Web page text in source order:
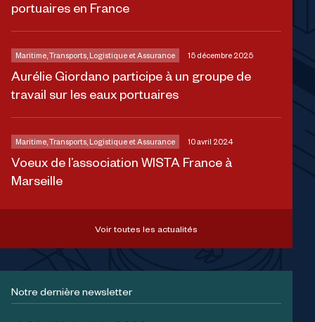
portuaires en France
Aurélie Giordano participe à un groupe de
travail sur les eaux portuaires
Maritime, Transports, Logistique et Assurance 15 décembre 2025
Voeux de l’association WISTA France à
Marseille
Maritime, Transports, Logistique et Assurance 10 avril 2024
Voir toutes les actualités
Notre dernière newsletter